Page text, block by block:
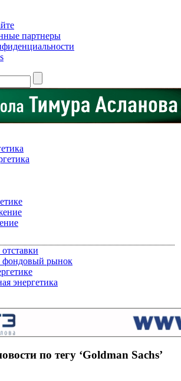
партнеры
фондовый рынок
энергетика
по тегу ‘Goldman Sachs’